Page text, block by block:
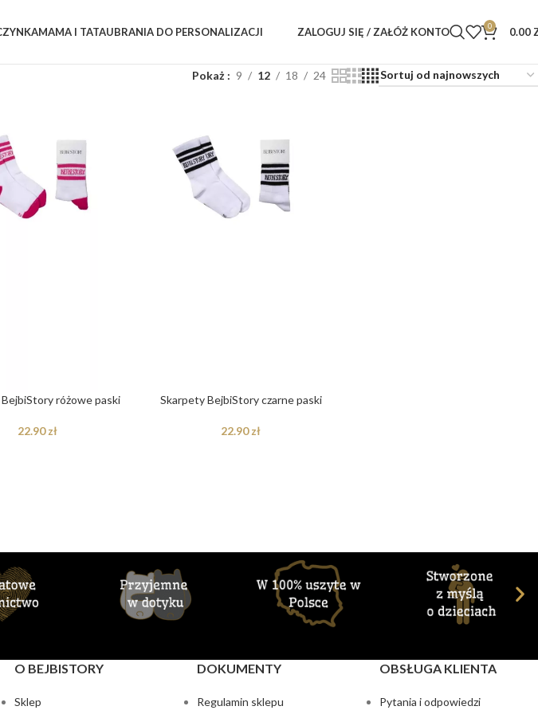
MAMA I TATAUBRANIA DO PERSONALIZACJI ZALOGUJ SIĘ / ZAŁÓŻ KONTO 0 0.00
Pokaż 9 12 18 24
różowe paski
22.90zł
Skarpety BejbiStory czarne paski
22.90zł
O BEJBISTORY
Sklep
DOKUMENTY
Regulamin sklepu
OBSŁUGA KLIENTA
Pytania i odpowiedzi